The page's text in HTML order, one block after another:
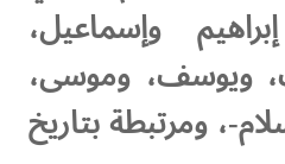
وإسماعيل،
ويوسف، وموسى،
، ومرتبطة بتاريخ